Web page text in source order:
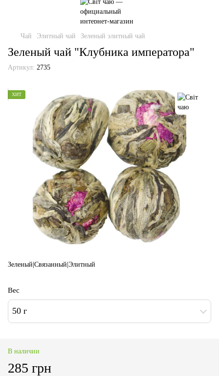
Чай Элитный чай Зеленый элитный чай
Зеленый чай "Клубника императора"
Артикул: 2735
ХИТ
Зеленый|Связанный|Элитный
Вес
50 г
В наличии
285 грн